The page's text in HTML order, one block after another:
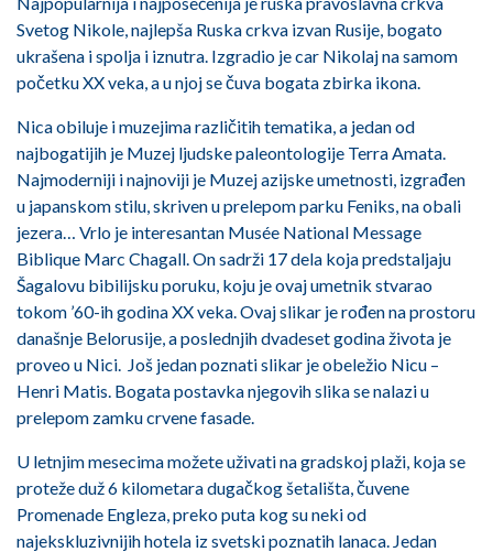
Svetog Nikole, najlepša Ruska crkva izvan Rusije, bogato
ukrašena i spolja i iznutra. Izgradio je car Nikolaj na samom
početku XX veka, a u njoj se čuva bogata zbirka ikona.
Nica obiluje i muzejima različitih tematika, a jedan od
najbogatijih je Muzej ljudske paleontologije Terra Amata.
Najmoderniji i najnoviji je Muzej azijske umetnosti, izgrađen
u japanskom stilu, skriven u prelepom parku Feniks, na obali
jezera… Vrlo je interesantan Musée National Message
Biblique Marc Chagall. On sadrži 17 dela koja predstaljaju
Šagalovu bibilijsku poruku, koju je ovaj umetnik stvarao
tokom ’60-ih godina XX veka. Ovaj slikar je rođen na prostoru
današnje Belorusije, a poslednjih dvadeset godina života je
proveo u Nici. Još jedan poznati slikar je obeležio Nicu –
Henri Matis. Bogata postavka njegovih slika se nalazi u
prelepom zamku crvene fasade.
U letnjim mesecima možete uživati na gradskoj plaži, koja se
proteže duž 6 kilometara dugačkog šetališta, čuvene
Promenade Engleza, preko puta kog su neki od
najekskluzivnijih hotela iz svetski poznatih lanaca. Jedan